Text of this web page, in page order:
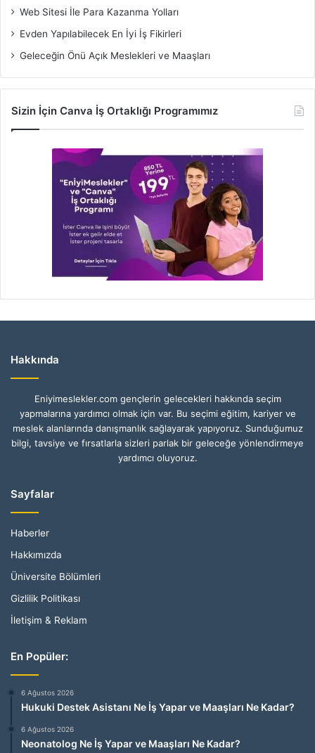
Web Sitesi İle Para Kazanma Yolları
Evden Yapılabilecek En İyi İş Fikirleri
Geleceğin Önü Açık Meslekleri ve Maaşları
Sizin İçin Canva İş Ortaklığı Programımız
Hakkında
Eniyimeslekler.com gençlerin gelecekleri hakkında seçim
yapmalarına yardımcı olmak için var. Bu seçimi eğitim, kariyer ve
meslek alanlarında danışmanlık sağlayarak yapıyoruz. Sunduğumuz
bilgi, tavsiye ve fırsatlarla sizleri parlak bir geleceğe yönlendirmeye
yardımcı oluyoruz.
Sayfalar
Haberler
Hakkımızda
Üniversite Bölümleri
Gizlilik Politikası
İletişim & Reklam
En Popüler:
6 Ağustos 2026
Hukuki Destek Asistanı Ne İş Yapar ve Maaşları Ne Kadar?
6 Ağustos 2026
Neonatolog Ne İş Yapar ve Maaşları Ne Kadar?